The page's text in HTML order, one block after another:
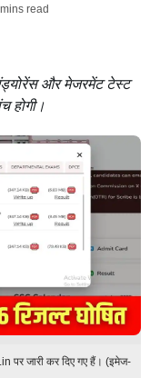
read
एंड्योरेंस और मेजरमेंट टेस्ट
होगी।
पर जारी कर दिए गए हैं। (इमेज-